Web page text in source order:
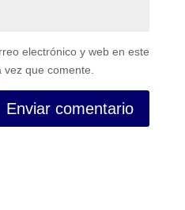
electrónico y web en este
que comente.